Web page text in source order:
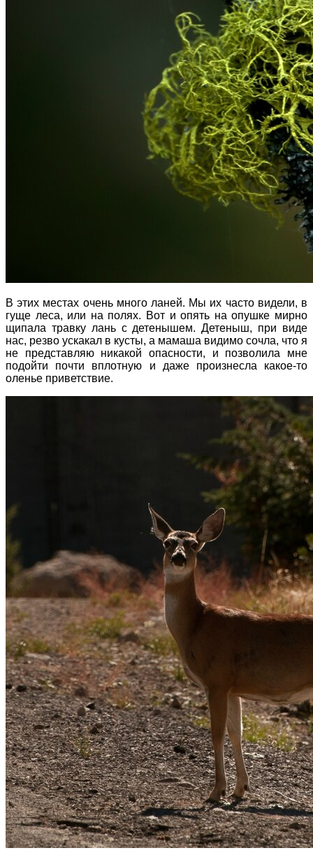
В этих местах очень много ланей. Мы их часто видели, в
гуще леса, или на полях. Вот и опять на опушке мирно
щипала травку лань с детенышем. Детеныш, при виде
нас, резво ускакал в кусты, а мамаша видимо сочла, что я
не представляю никакой опасности, и позволила мне
подойти почти вплотную и даже произнесла какое-то
оленье приветствие.